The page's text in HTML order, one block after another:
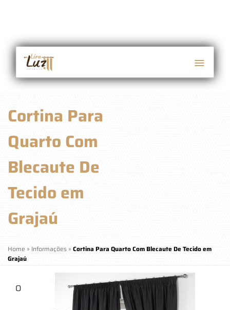
Cortina Para
Quarto Com
Blecaute De
Tecido em
Grajaú
Home » Informações » Cortina Para Quarto Com Blecaute De Tecido em
Grajaú
O